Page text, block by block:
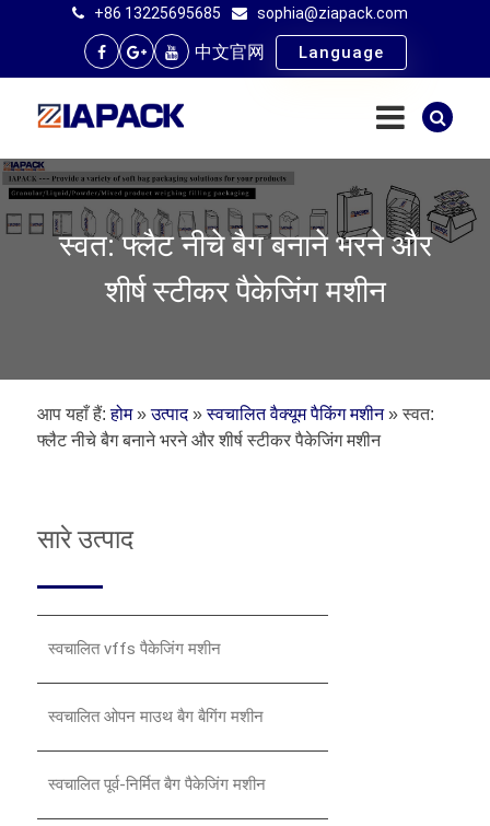
+86 13225695685 sophia@ziapack.com
中文官网 Language
स्वत: फ्लैट नीचे बैग बनाने भरने और
शीर्ष स्टीकर पैकेजिंग मशीन
आप यहाँ हैं: होम»उत्पाद»स्वचालित वैक्यूम पैकिंग मशीन»स्वत:
फ्लैट नीचे बैग बनाने भरने और शीर्ष स्टीकर पैकेजिंग मशीन
सारे उत्पाद
स्वचालित vffs पैकेजिंग मशीन
स्वचालित ओपन माउथ बैग बैगिंग मशीन
स्वचालित पूर्व-निर्मित बैग पैकेजिंग मशीन